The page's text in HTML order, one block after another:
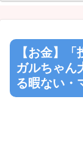
【お金】
ガルちゃん
る暇ない・